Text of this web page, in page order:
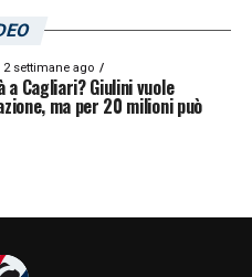
2 settimane ago
Cagliari? Giulini vuole
ma per 20 milioni può